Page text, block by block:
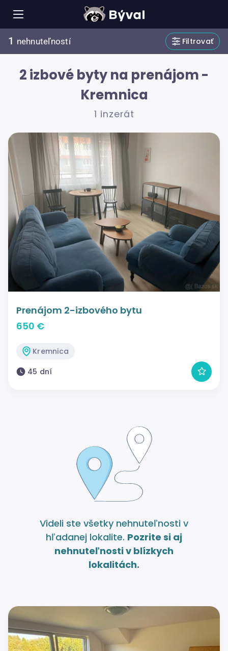
1 nehnuteľností Filtrovať
2 izbové byty na prenájom -
Kremnica
1 inzerát
Prenájom 2-izbového bytu
650 €
Kremnica
45 dní
Videli ste všetky nehnuteľnosti v
hľadanej lokalite. Pozrite si aj
nehnuteľnosti v blízkych
lokalitách.